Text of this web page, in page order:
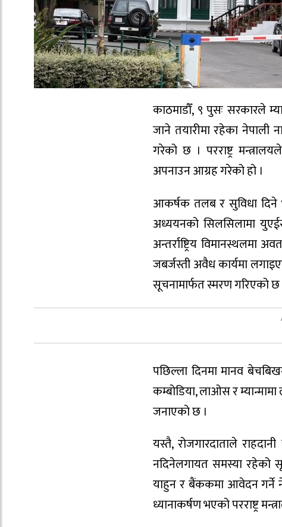
काठमाडौँ, ९ पुसः सरकारले
जाने तयारीमा रहेका नेपाली
गरेको छ । परराष्ट्र
अपनाउन आग्रह गरेको हो ।
आकर्षक तलब र सुविधा दिने
अध्ययनको सिलसिलामा
अन्तर्राष्ट्रिय विमानस्थलमा
जबर्जस्ती अवैध कार्यमा
सूचनामार्फत स्मरण गरिएको छ
पछिल्ला दिनमा मानव
कम्बोडिया, लाओस र
जनाएको छ ।
यस्तै, रोजगारदाताले
नदिनेलगायत समस्या रहेको
याहुन र बैंककमा आवेदन गर्ने
ध्यानाकर्षण भएको परराष्ट्र